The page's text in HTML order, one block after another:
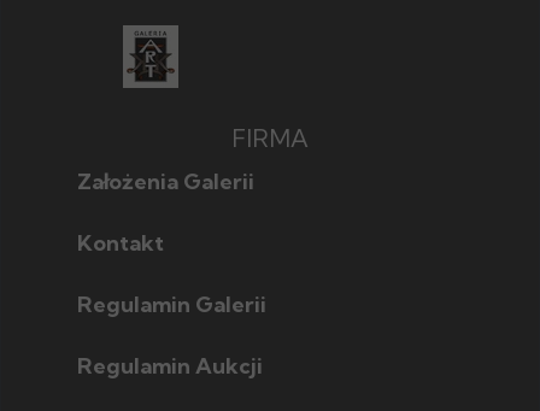
FIRMA
Założenia Galerii
Kontakt
Regulamin Galerii
Regulamin Aukcji